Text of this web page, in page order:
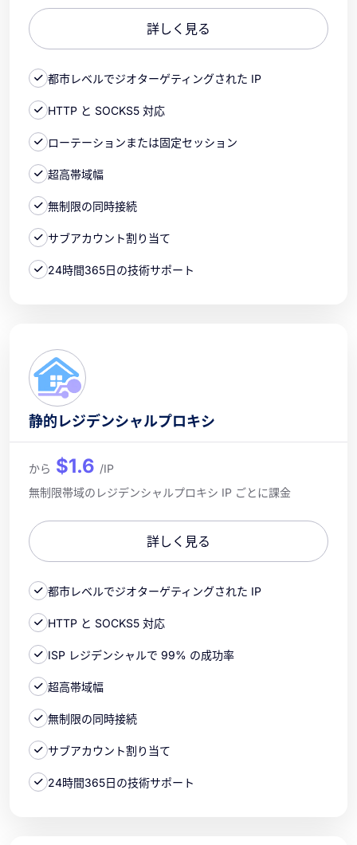
詳しく見る
都市レベルでジオターゲティングされた IP
HTTP と SOCKS5 対応
ローテーションまたは固定セッション
超高帯域幅
無制限の同時接続
サブアカウント割り当て
24時間365日の技術サポート
静的レジデンシャルプロキシ
から $1.6 /IP
無制限帯域のレジデンシャルプロキシ IP ごとに課金
詳しく見る
都市レベルでジオターゲティングされた IP
HTTP と SOCKS5 対応
ISP レジデンシャルで 99% の成功率
超高帯域幅
無制限の同時接続
サブアカウント割り当て
24時間365日の技術サポート